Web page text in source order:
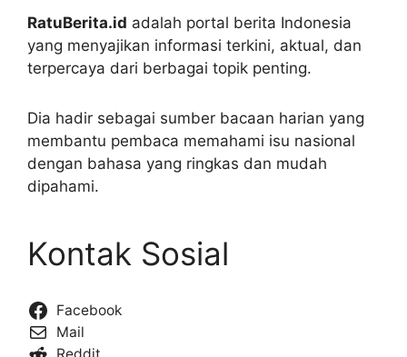
RatuBerita.id adalah portal berita Indonesia
yang menyajikan informasi terkini, aktual, dan
terpercaya dari berbagai topik penting.
Dia hadir sebagai sumber bacaan harian yang
membantu pembaca memahami isu nasional
dengan bahasa yang ringkas dan mudah
dipahami.
Kontak Sosial
Facebook
Mail
Reddit